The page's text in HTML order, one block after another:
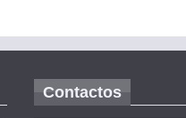
Contactos